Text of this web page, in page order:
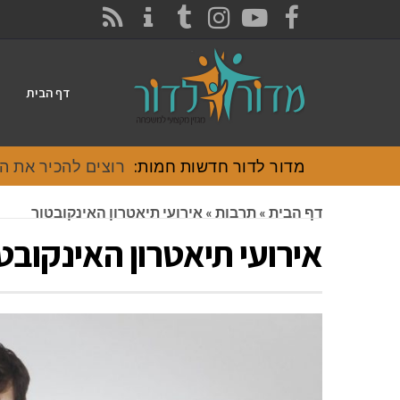
FACEBOOK
YOUTUBE
INSTAGRAM
TUMBLR
דף הבית
מדור לדור חדשות חמות: רוצים להכיר את
דף הבית » תרבות » אירועי תיאטרון האינקובטור
אירועי תיאטרון